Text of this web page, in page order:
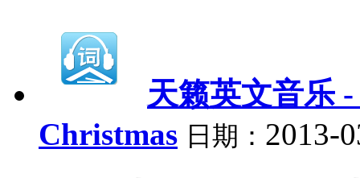
天籁英文音乐
Christmas 日期： 2013-